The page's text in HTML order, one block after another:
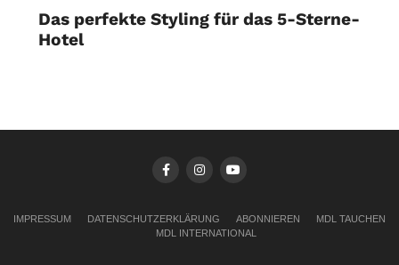
Das perfekte Styling für das 5-Sterne-
Hotel
IMPRESSUM DATENSCHUTZERKLÄRUNG ABONNIEREN
MDL TAUCHEN
MDL INTERNATIONAL